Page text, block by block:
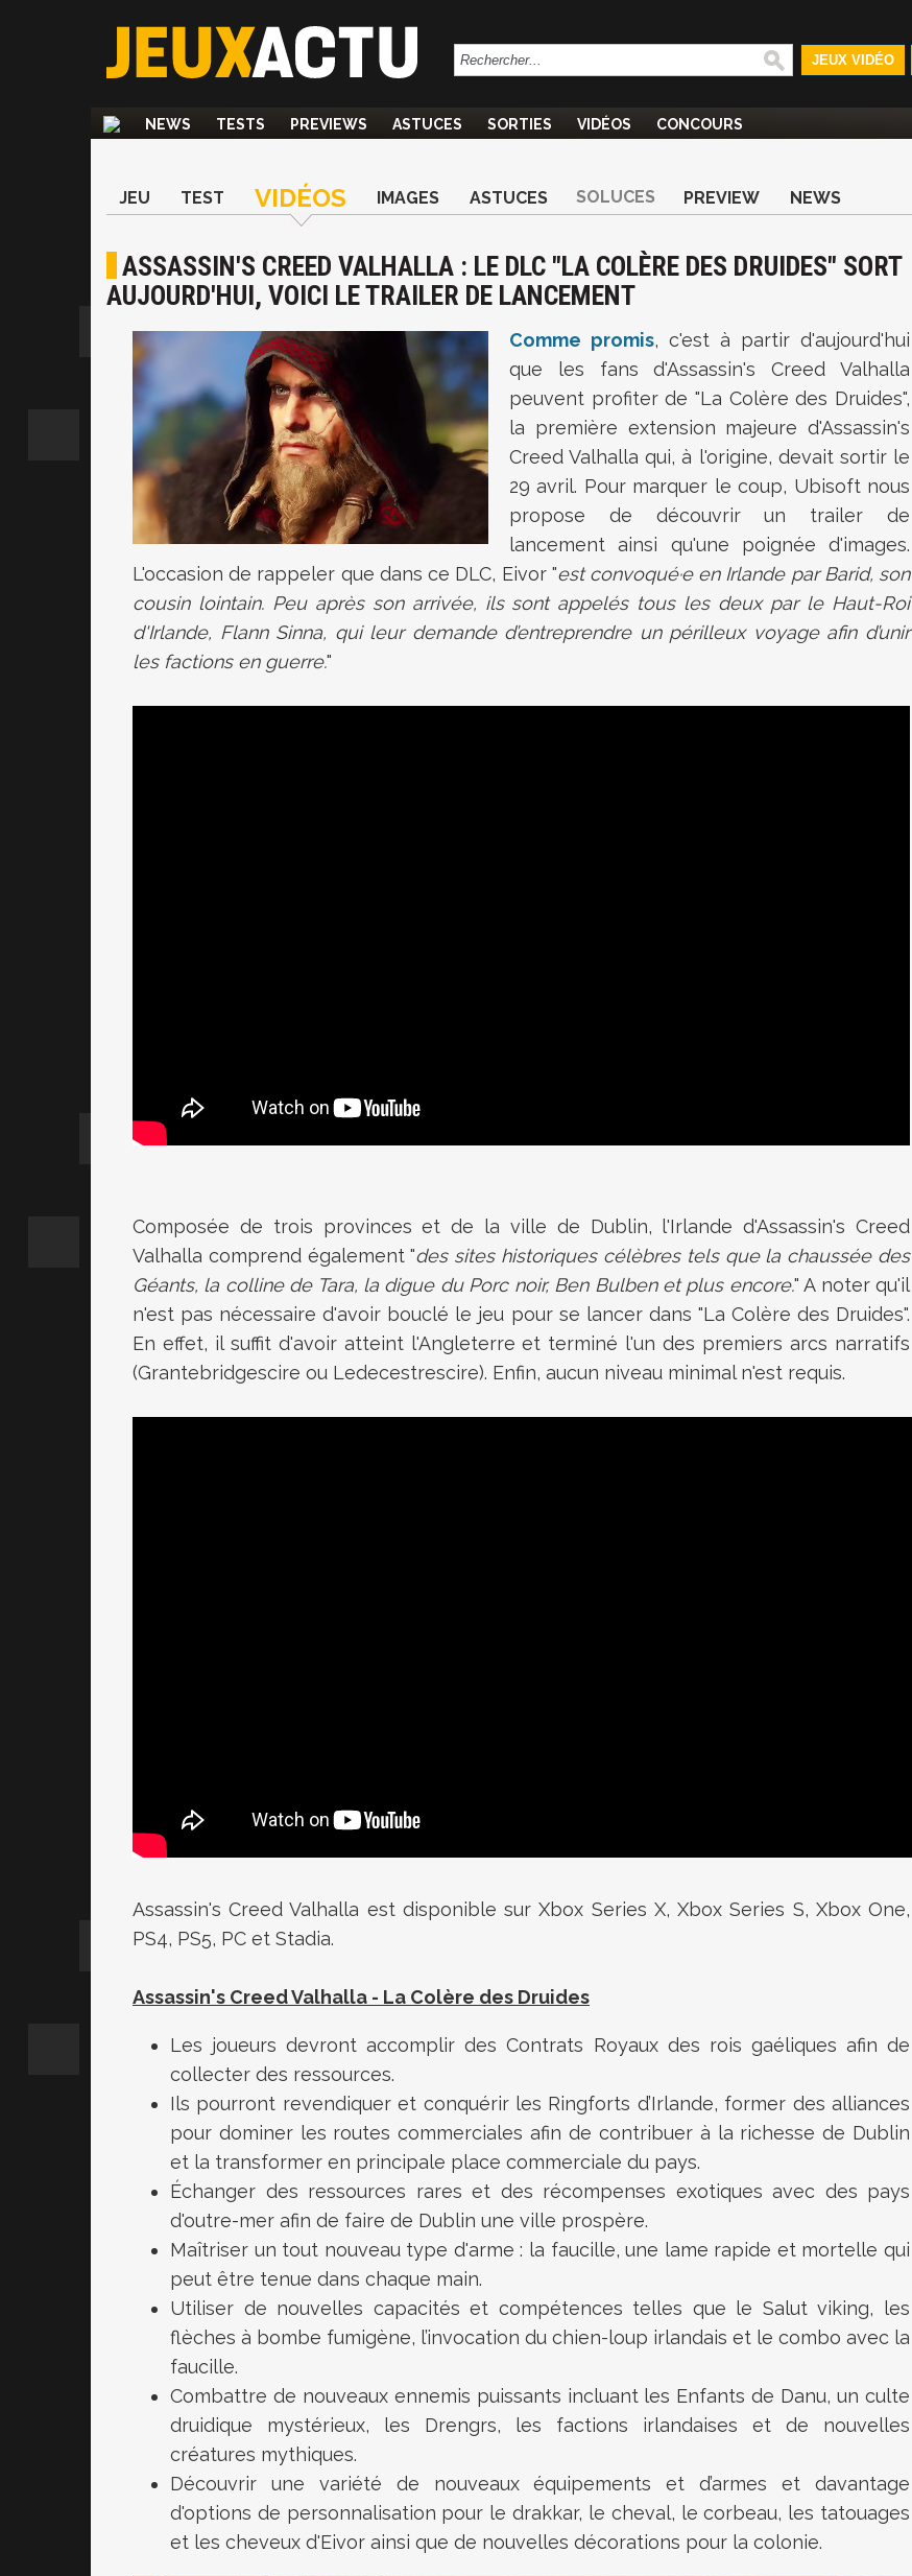
JEUX VIDÉO
NEWS TESTS PREVIEWS ASTUCES SORTIES VIDÉOS CONCOURS
JEU TEST VIDÉOS IMAGES ASTUCES SOLUCES PREVIEW NEWS
ASSASSIN'S CREED VALHALLA : LE DLC "LA COLÈRE DES DRUIDES" SORT
AUJOURD'HUI, VOICI LE TRAILER DE LANCEMENT
Comme promis, c'est à partir d'aujourd'hui
que les fans d'Assassin's Creed Valhalla
peuvent profiter de "La Colère des Druides",
la première extension majeure d'Assassin's
Creed Valhalla qui, à l'origine, devait sortir le
29 avril. Pour marquer le coup, Ubisoft nous
propose de découvrir un trailer de
lancement ainsi qu'une poignée d'images.
L'occasion de rappeler que dans ce DLC, Eivor "est convoqué·e en Irlande par Barid, son
cousin lointain. Peu après son arrivée, ils sont appelés tous les deux par le Haut-Roi
d'Irlande, Flann Sinna, qui leur demande d’entreprendre un périlleux voyage afin d’unir
les factions en guerre."
Composée de trois provinces et de la ville de Dublin, l'Irlande d'Assassin's Creed
Valhalla comprend également "des sites historiques célèbres tels que la chaussée des
Géants, la colline de Tara, la digue du Porc noir, Ben Bulben et plus encore." A noter qu'il
n'est pas nécessaire d'avoir bouclé le jeu pour se lancer dans "La Colère des Druides".
En effet, il suffit d'avoir atteint l'Angleterre et terminé l'un des premiers arcs narratifs
(Grantebridgescire ou Ledecestrescire). Enfin, aucun niveau minimal n'est requis.
Assassin's Creed Valhalla est disponible sur Xbox Series X, Xbox Series S, Xbox One,
PS4, PS5, PC et Stadia.
Assassin's Creed Valhalla - La Colère des Druides
Les joueurs devront accomplir des Contrats Royaux des rois gaéliques afin de
collecter des ressources.
Ils pourront revendiquer et conquérir les Ringforts d’Irlande, former des alliances
pour dominer les routes commerciales afin de contribuer à la richesse de Dublin
et la transformer en principale place commerciale du pays.
Échanger des ressources rares et des récompenses exotiques avec des pays
d'outre-mer afin de faire de Dublin une ville prospère.
Maîtriser un tout nouveau type d'arme : la faucille, une lame rapide et mortelle qui
peut être tenue dans chaque main.
Utiliser de nouvelles capacités et compétences telles que le Salut viking, les
flèches à bombe fumigène, l’invocation du chien-loup irlandais et le combo avec la
faucille.
Combattre de nouveaux ennemis puissants incluant les Enfants de Danu, un culte
druidique mystérieux, les Drengrs, les factions irlandaises et de nouvelles
créatures mythiques.
Découvrir une variété de nouveaux équipements et d’armes et davantage
d'options de personnalisation pour le drakkar, le cheval, le corbeau, les tatouages
et les cheveux d'Eivor ainsi que de nouvelles décorations pour la colonie.